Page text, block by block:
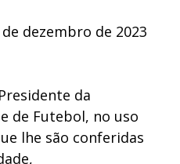
dezembro de 2023
da
de Futebol, no uso
lhe são conferidas